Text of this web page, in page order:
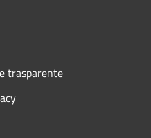
trasparente